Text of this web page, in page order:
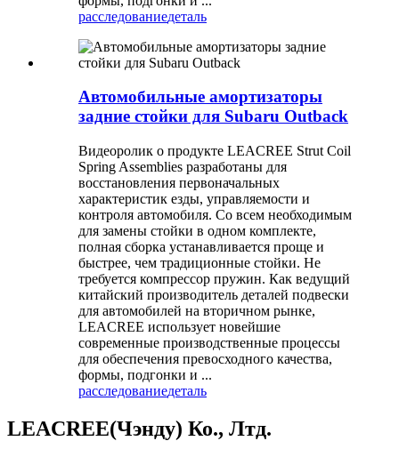
расследованиедеталь
Автомобильные амортизаторы
задние стойки для Subaru Outback
Видеоролик о продукте LEACREE Strut Coil
Spring Assemblies разработаны для
восстановления первоначальных
характеристик езды, управляемости и
контроля автомобиля. Со всем необходимым
для замены стойки в одном комплекте,
полная сборка устанавливается проще и
быстрее, чем традиционные стойки. Не
требуется компрессор пружин. Как ведущий
китайский производитель деталей подвески
для автомобилей на вторичном рынке,
LEACREE использует новейшие
современные производственные процессы
для обеспечения превосходного качества,
формы, подгонки и ...
расследованиедеталь
LEACREE(Чэнду) Ко., Лтд.